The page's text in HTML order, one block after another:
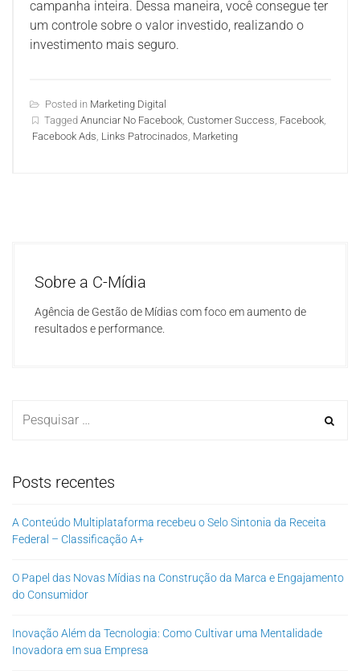
campanha inteira. Dessa maneira, você consegue ter
um controle sobre o valor investido, realizando o
investimento mais seguro.
Posted in Marketing Digital
Tagged Anunciar No Facebook Customer Success Facebook
Facebook Ads Links Patrocinados Marketing
Sobre a C-Mídia
Agência de Gestão de Mídias com foco em aumento de
resultados e performance.
Posts recentes
A Conteúdo Multiplataforma recebeu o Selo Sintonia da Receita
Federal – Classificação A+
O Papel das Novas Mídias na Construção da Marca e Engajamento
do Consumidor
Inovação Além da Tecnologia: Como Cultivar uma Mentalidade
Inovadora em sua Empresa